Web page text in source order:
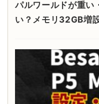
パルワールドが重い
い？メモリ32GB増